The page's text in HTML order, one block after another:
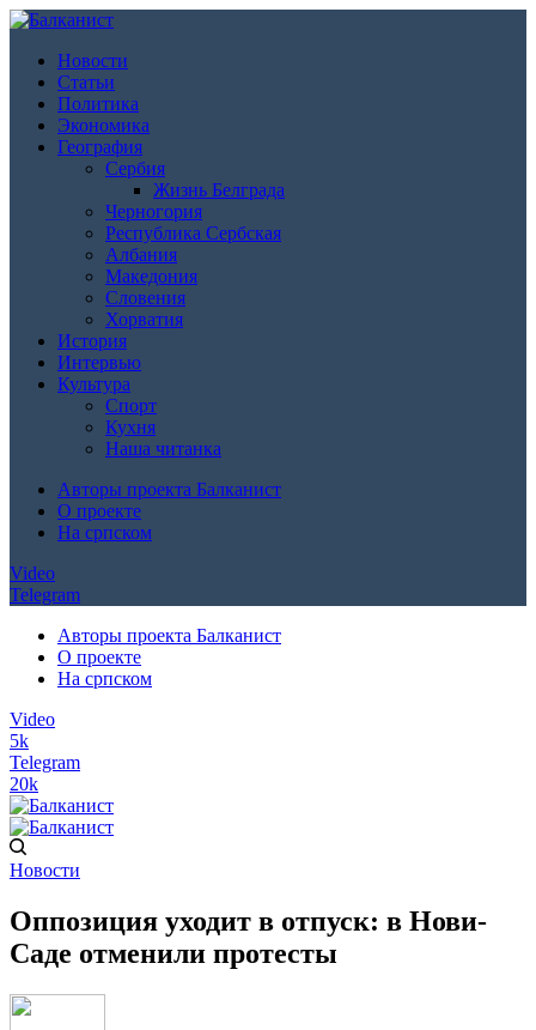
Новости
Статьи
Политика
Экономика
География
Сербия
Жизнь Белграда
Черногория
Республика Сербская
Албания
Македония
Словения
Хорватия
История
Интервью
Культура
Спорт
Кухня
Наша читанка
Авторы проекта Балканист
О проекте
На српском
Video
Telegram
Авторы проекта Балканист
О проекте
На српском
Video
5k
Telegram
20k
Новости
Оппозиция уходит в отпуск: в Нови-
Саде отменили протесты